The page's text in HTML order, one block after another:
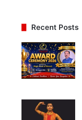
Recent Posts